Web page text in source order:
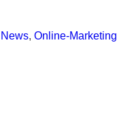
News, Online-Marketing